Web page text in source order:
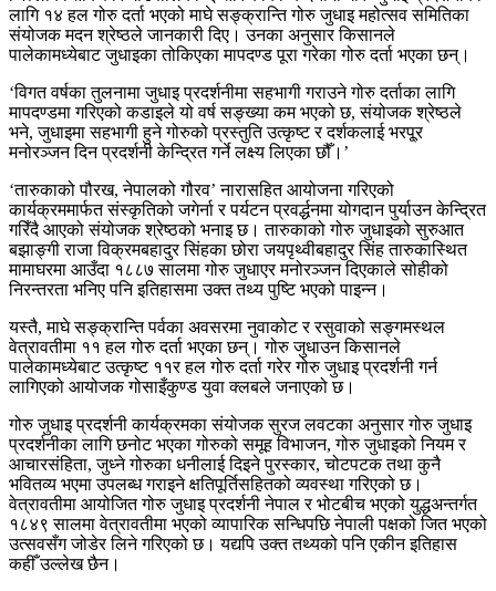
लागि १४ हल गोरु दर्ता भएको माघे सङ्क्रान्ति गोरु जुधाइ महोत्सव समितिका
संयोजक मदन श्रेष्ठले जानकारी दिए। उनका अनुसार किसानले
पालेकामध्येबाट जुधाइका तोकिएका मापदण्ड पूरा गरेका गोरु दर्ता भएका छन्।
‘विगत वर्षका तुलनामा जुधाइ प्रदर्शनीमा सहभागी गराउने गोरु दर्ताका लागि
मापदण्डमा गरिएको कडाइले यो वर्ष सङ्ख्या कम भएको छ, संयोजक श्रेष्ठले
भने, जुधाइमा सहभागी हुने गोरुको प्रस्तुति उत्कृष्ट र दर्शकलाई भरपू्र
मनोरञ्जन दिन प्रदर्शनी केन्द्रित गर्ने लक्ष्य लिएका छौँ।’
‘तारुकाको पौरख, नेपालको गौरव’ नारासहित आयोजना गरिएको
कार्यक्रममार्फत संस्कृतिको जगेर्ना र पर्यटन प्रवर्द्धनमा योगदान पुर्याउन केन्द्रित
गरिँदै आएको संयोजक श्रेष्ठको भनाइ छ। तारुकाको गोरु जुधाइको सुरुआत
बझाङ्गी राजा विक्रमबहादुर सिंहका छोरा जयपृथ्वीबहादुर सिंह तारुकास्थित
मामाघरमा आउँदा १८८७ सालमा गोरु जुधाएर मनोरञ्जन दिएकाले सोहीको
निरन्तरता भनिए पनि इतिहासमा उक्त तथ्य पुष्टि भएको पाइन्न।
यस्तै, माघे सङ्क्रान्ति पर्वका अवसरमा नुवाकोट र रसुवाको सङ्गमस्थल
वेत्रावतीमा ११ हल गोरु दर्ता भएका छन्। गोरु जुधाउन किसानले
पालेकामध्येबाट उत्कृष्ट ११र हल गोरु दर्ता गरेर गोरु जुधाइ प्रदर्शनी गर्न
लागिएको आयोजक गोसाइँकुण्ड युवा क्लबले जनाएको छ।
गोरु जुधाइ प्रदर्शनी कार्यक्रमका संयोजक सुरज लवटका अनुसार गोरु जुधाइ
प्रदर्शनीका लागि छनोट भएका गोरुको समूह विभाजन, गोरु जुधाइको नियम र
आचारसंहिता, जुध्ने गोरुका धनीलाई दिइने पुरस्कार, चोटपटक तथा कुनै
भवितव्य भएमा उपलब्ध गराइने क्षतिपूर्तिसहितको व्यवस्था गरिएको छ।
वेत्रावतीमा आयोजित गोरु जुधाइ प्रदर्शनी नेपाल र भोटबीच भएको युद्धअन्तर्गत
१८४९ सालमा वेत्रावतीमा भएको व्यापारिक सन्धिपछि नेपाली पक्षको जित भएको
उत्सवसँग जोडेर लिने गरिएको छ। यद्यपि उक्त तथ्यको पनि एकीन इतिहास
कहीँ उल्लेख छैन।